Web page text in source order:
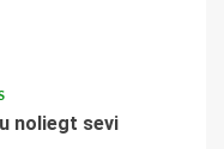
noliegt sevi